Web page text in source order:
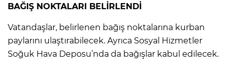
BAĞIŞ NOKTALARI BELİRLENDİ
Vatandaşlar, belirlenen bağış noktalarına kurban
paylarını ulaştırabilecek. Ayrıca Sosyal Hizmetler
Soğuk Hava Deposu’nda da bağışlar kabul edilecek.